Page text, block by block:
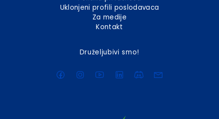
Uklonjeni profili poslodavaca
Za medije
Kontakt
Druželjubivi smo!